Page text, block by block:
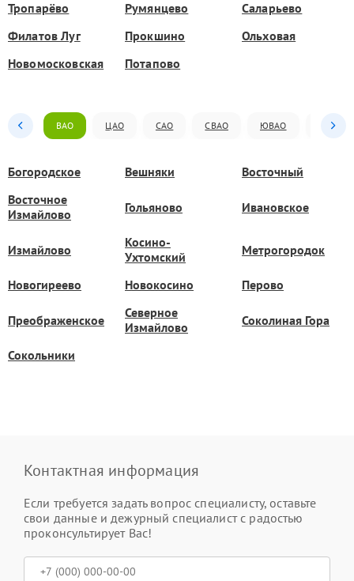
Тропарёво Румянцево
Саларьево
Филатов Луг
Прокшино
Ольховая
Новомосковская
Потапово
ВАО ЦАО САО СВАО ЮВАО ЮАО
Богородское Вешняки
Восточный
Восточное
Измайлово
Гольяново Ивановское
Измайлово
Косино-
Ухтомский
Метрогородок
Новогиреево Новокосино Перово
Преображенское
Северное
Измайлово
Соколиная Гора
Сокольники
Контактная информация
Если требуется задать вопрос специалисту, оставьте
свои данные и дежурный специалист с радостью
проконсультирует Вас!